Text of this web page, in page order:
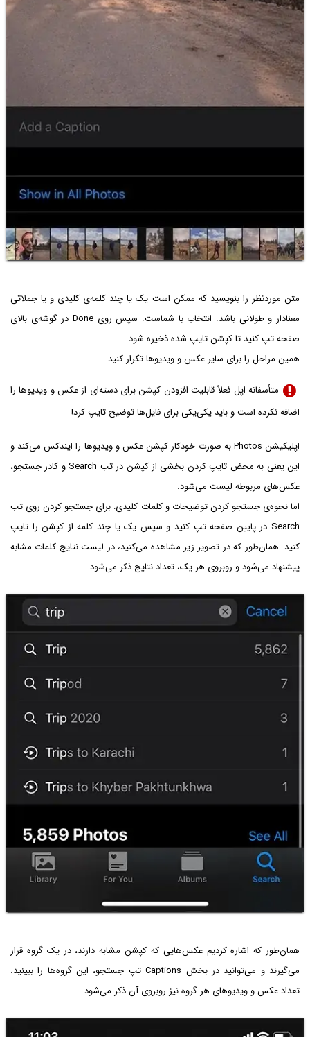
متن موردنظر را بنویسید که ممکن است یک یا چند کلمه‌ی کلیدی و یا جملاتی
معنادار و طولانی باشد. انتخاب با شماست. سپس روی Done در گوشه‌ی بالای
صفحه تپ کنید تا کپشن تایپ شده ذخیره شود.
همین مراحل را برای سایر عکس و ویدیوها تکرار کنید.
متأسفانه اپل فعلاً قابلیت افزودن کپشن برای دسته‌ای از عکس و ویدیوها را
اضافه نکرده است و باید یکی‌یکی برای فایل‌ها توضیح تایپ کرد!
اپلیکیشن Photos به صورت خودکار کپشن عکس و ویدیوها را ایندکس می‌کند و
این یعنی به محض تایپ کردن بخشی از کپشن در تب Search و کادر جستجو،
عکس‌های مربوطه لیست می‌شود.
اما نحوه‌ی جستجو کردن توضیحات و کلمات کلیدی: برای جستجو کردن روی تب
Search در پایین صفحه تپ کنید و سپس یک یا چند کلمه از کپشن را تایپ
کنید. همان‌طور که در تصویر زیر مشاهده می‌کنید، در لیست نتایج کلمات مشابه
پیشنهاد می‌شود و روبروی هر یک، تعداد نتایج ذکر می‌شود.
همان‌طور که اشاره کردیم عکس‌هایی که کپشن مشابه دارند، در یک گروه قرار
می‌گیرند و می‌توانید در بخش Captions تپ جستجو، این گروه‌ها را ببینید.
تعداد عکس و ویدیوهای هر گروه نیز روبروی آن ذکر می‌شود.